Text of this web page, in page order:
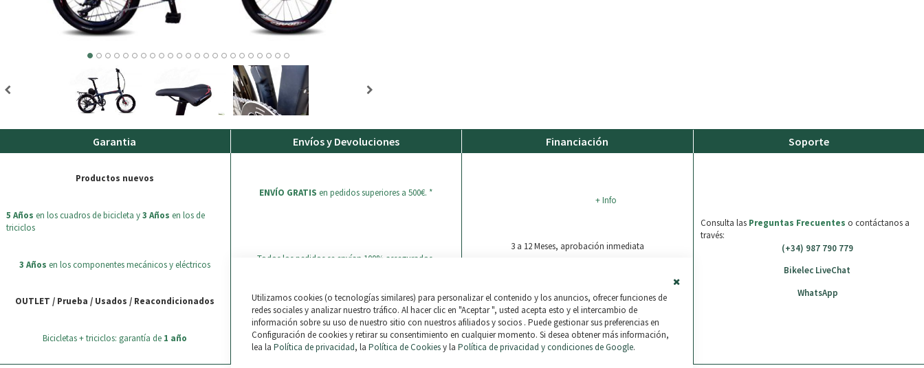
Utilizamos cookies (o tecnologías similares) para personalizar el contenido y los anuncios, ofrecer funciones de
redes sociales y analizar nuestro tráfico. Al hacer clic en "Aceptar ", usted acepta esto y el intercambio de
información sobre su uso de nuestro sitio con nuestros afiliados y socios . Puede gestionar sus preferencias en
Configuración de cookies y retirar su consentimiento en cualquier momento. Si desea obtener más información,
lea la Política de privacidad, la Política de Cookiesy la Política de privacidad y condiciones de Google.
Garantia
Productos nuevos
5 Años en los cuadros de bicicleta y3 Años en los de
triciclos
3 Años en los componentes mecánicos y eléctricos
OUTLET / Prueba / Usados / Reacondicionados
Bicicletas + triciclos: garantía de 1 año
Envíos y Devoluciones
ENVÍO GRATIS en pedidos superiores a 500€. *
Todos los pedidos se envían 100% assegurados.
Devuelve tu pedido en 30 dias.
Financiación
+ Info
3 a 12 Meses, aprobación inmediata
+ Info
Paga en 3 plazos sin intereses tus
compras de 30€ a 2.000€. 0% TAE.
Soporte
Consulta las Preguntas Frecuentes o contáctanos a
través:
(+34) 987 790 779
Bikelec LiveChat
WhatsApp